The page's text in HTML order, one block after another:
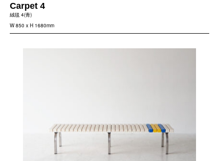
Carpet 4
絨毯 4(青)
W 850 x H 1680mm